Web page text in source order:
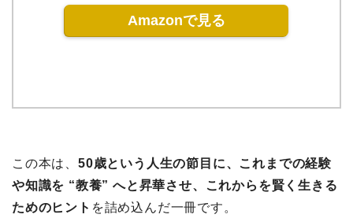
Amazonで見る
この本は、 50歳という人生の節目に、これまでの経験
や知識を “教養” へと昇華させ、これからを賢く生きる
ためのヒント を詰め込んだ一冊です。